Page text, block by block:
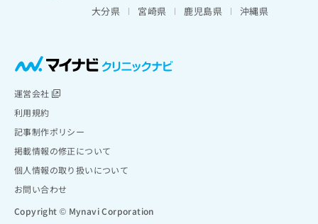
大分県
宮崎県 鹿児島県 沖縄県
運営会社
利用規約
記事制作ポリシー
掲載情報の修正について
個人情報の取り扱いについて
お問い合わせ
Copyright © Mynavi Corporation